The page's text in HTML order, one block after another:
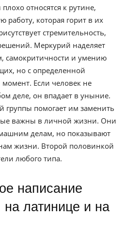
относятся к рутине,
работу, которая горит в их
стремительность,
Меркурий наделяет
самокритичности и умению
но с определенной
Если человек не
деле, он впадает в уныние.
помогает им заменить
важны в личной жизни. Они
делам, но показывают
жизни. Второй половинкой
любого типа.
латинице и на